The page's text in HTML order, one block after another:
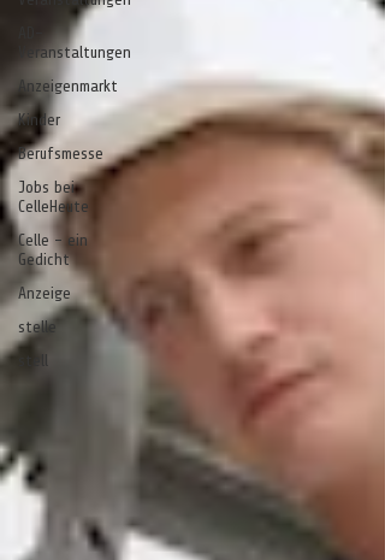
Veranstaltungen
Anzeigenmarkt
Kinder
Berufsmesse
Jobs bei
CelleHeute
Celle - ein
Gedicht
Anzeige
stelle
stell